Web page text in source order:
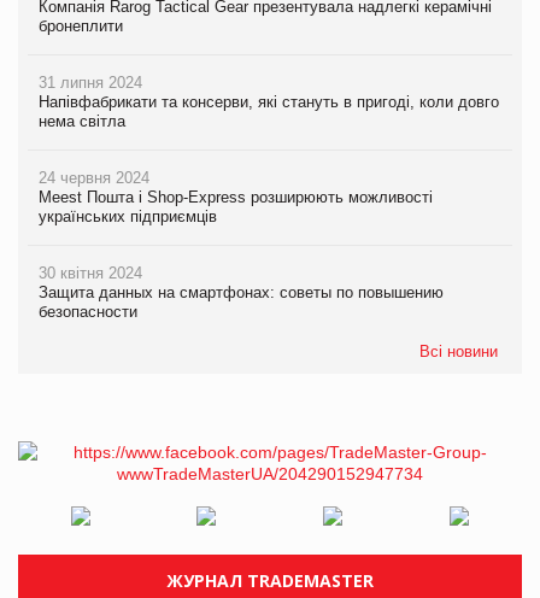
Компанія Rarog Tactical Gear презентувала надлегкі керамічні
бронеплити
31 липня 2024
Напівфабрикати та консерви, які стануть в пригоді, коли довго
нема світла
24 червня 2024
Meest Пошта і Shop-Express розширюють можливості
українських підприємців
30 квітня 2024
Защита данных на смартфонах: советы по повышению
безопасности
Всі новини
ЖУРНАЛ TRADEMASTER